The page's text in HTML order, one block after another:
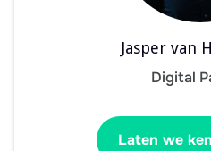
Jasper van
Digital
Laten we